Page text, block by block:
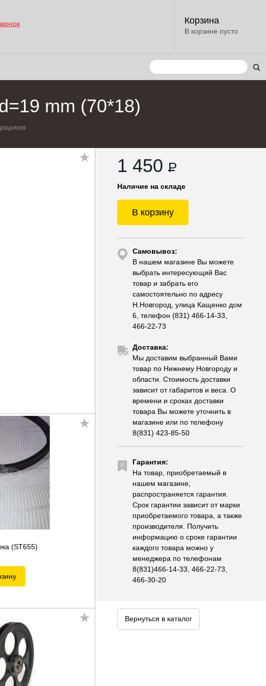
Корзина
В корзине пусто
mm (70*18)
1 450 P
Наличие на складе
В корзину
Самовывоз:
В нашем магазине Вы можете
выбрать интересующий Вас
товар и забрать его
самостоятельно по адресу
Н.Новгород, улица Кащенко дом
6, телефон (831) 466-14-33,
466-22-73
Доставка:
Мы доставим выбранный Вами
товар по Нижнему Новгороду и
области. Стоимость доставки
зависит от габаритов и веса. О
времени и сроках доставки
товара Вы можете уточнить в
магазине или по телефону
8(831) 423-85-50
Гарантия:
На товар, приобретаемый в
нашем магазине,
распространяется гарантия.
Срок гарантии зависит от марки
приобретаемого товара, а также
производителя. Получить
информацию о сроке гарантии
каждого товара можно у
менеджера по телефонам
8(831)466-14-33, 466-22-73,
466-30-20
Вернуться в каталог
(ST655)